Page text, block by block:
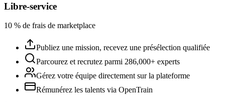
Libre-service
10 % de frais de marketplace
Publiez une mission, recevez une présélection qualifiée
Parcourez et recrutez parmi 286,000+ experts
Gérez votre équipe directement sur la plateforme
Rémunérez les talents via OpenTrain